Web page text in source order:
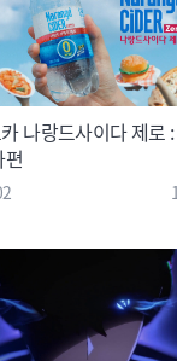
나랑드사이다 제로